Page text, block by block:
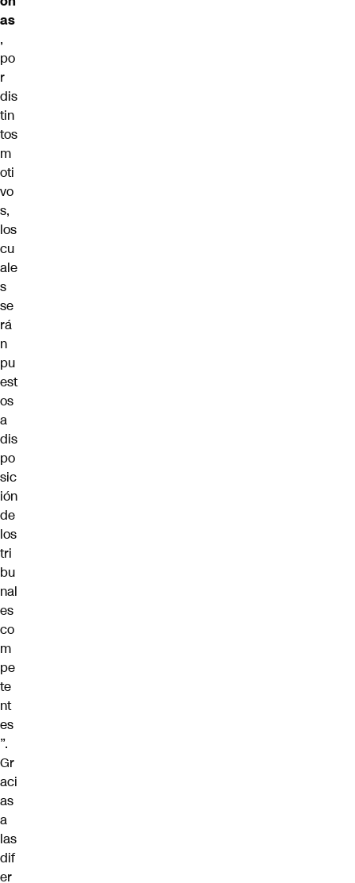
as
,
po
r
dis
tin
tos
m
oti
vo
s,
los
cu
ale
s
se
rá
n
pu
est
os
a
dis
po
sic
ión
de
los
tri
bu
nal
es
co
m
pe
te
nt
es
”.
Gr
aci
as
a
las
dif
er